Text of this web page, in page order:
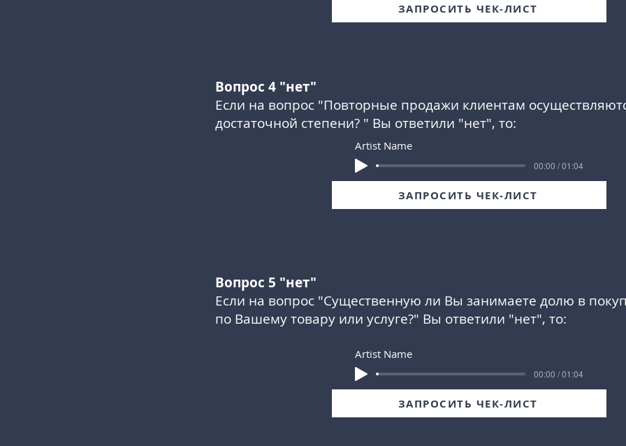
ЗАПРОСИТЬ ЧЕК-ЛИСТ
Вопрос 4 "нет"
Если на вопрос "Повторные продажи клиентам
достаточной степени? " Вы ответили "нет", то:
Artist Name
00:00 / 01:04
ЗАПРОСИТЬ ЧЕК-ЛИСТ
Вопрос 5 "нет"
Если на вопрос "Существенную ли Вы занимаете долю в
по Вашему товару или услуге?" Вы ответили "нет", то:
Artist Name
00:00 / 01:04
ЗАПРОСИТЬ ЧЕК-ЛИСТ